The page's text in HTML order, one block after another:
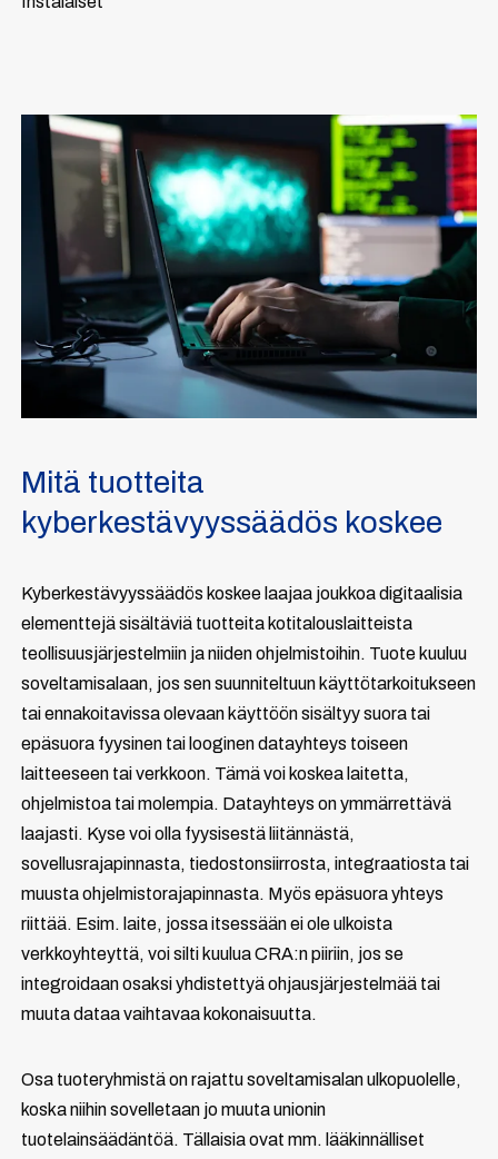
Mitä tuotteita
kyberkestävyyssäädös koskee
Kyberkestävyyssäädös koskee laajaa joukkoa digitaalisia
elementtejä sisältäviä tuotteita kotitalouslaitteista
teollisuusjärjestelmiin ja niiden ohjelmistoihin. Tuote kuuluu
soveltamisalaan, jos sen suunniteltuun käyttötarkoitukseen
tai ennakoitavissa olevaan käyttöön sisältyy suora tai
epäsuora fyysinen tai looginen datayhteys toiseen
laitteeseen tai verkkoon. Tämä voi koskea laitetta,
ohjelmistoa tai molempia. Datayhteys on ymmärrettävä
laajasti. Kyse voi olla fyysisestä liitännästä,
sovellusrajapinnasta, tiedostonsiirrosta, integraatiosta tai
muusta ohjelmistorajapinnasta. Myös epäsuora yhteys
riittää. Esim. laite, jossa itsessään ei ole ulkoista
verkkoyhteyttä, voi silti kuulua CRA:n piiriin, jos se
integroidaan osaksi yhdistettyä ohjausjärjestelmää tai
muuta dataa vaihtavaa kokonaisuutta.
Osa tuoteryhmistä on rajattu soveltamisalan ulkopuolelle,
koska niihin sovelletaan jo muuta unionin
tuotelainsäädäntöä. Tällaisia ovat mm. lääkinnälliset